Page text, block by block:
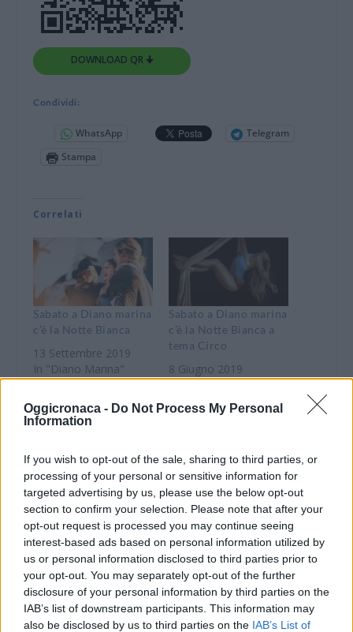
Oggicronaca - Do Not Process My Personal
Information
If you wish to opt-out of the sale, sharing to third parties, or
processing of your personal or sensitive information for
targeted advertising by us, please use the below opt-out
section to confirm your selection. Please note that after your
opt-out request is processed you may continue seeing
interest-based ads based on personal information utilized by
us or personal information disclosed to third parties prior to
your opt-out. You may separately opt-out of the further
disclosure of your personal information by third parties on the
IAB’s list of downstream participants. This information may
also be disclosed by us to third parties on the IAB’s List of
DOWNLOAD QR 🠋
Condividi:
WhatsApp
Telegram
Stampa
Correlati
Sabato a Diano marina
c’è la Notte Bianca
13 Settembre 2019
In "Diano Marina"
Sabato a Diano marina
c’è la Notte Bianca a
tema Circo
8 Giugno 2019
In "Diano Marina"
Due manifestazioni a
Diano Marina per il
week end: Notte
Bianca e
manifestazioni ludico-
sportive
8 Giugno 2018
In "Diano Marina"